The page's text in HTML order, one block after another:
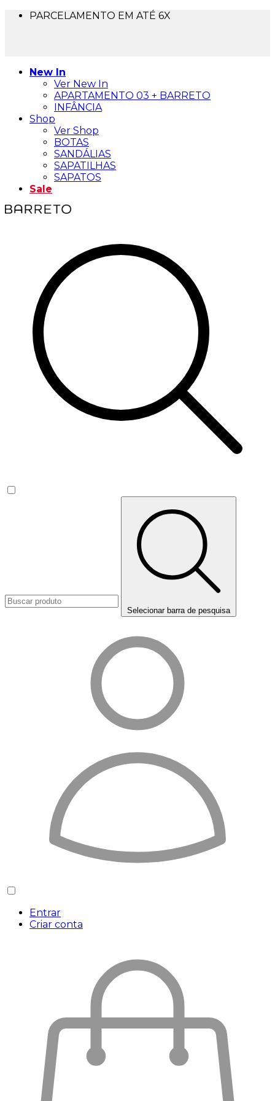
PARCELAMENTO EM ATÉ 6X
New In
Ver New In
APARTAMENTO 03 + BARRETO
INFÂNCIA
Shop
Ver Shop
BOTAS
SANDÁLIAS
SAPATILHAS
SAPATOS
Sale
Selecionar barra de pesquisa
Entrar
Criar conta